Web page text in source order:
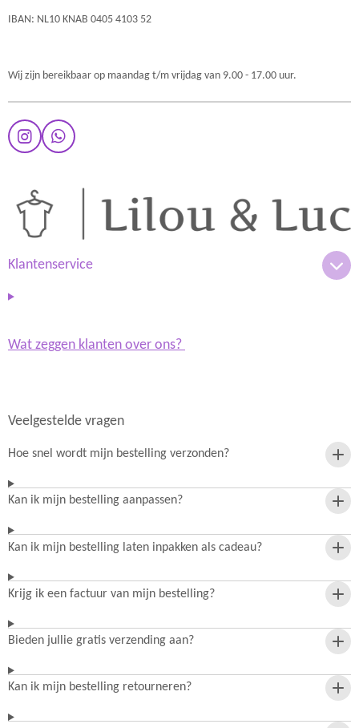
IBAN: NL10 KNAB 0405 4103 52
Wij zijn bereikbaar op maandag t/m vrijdag van 9.00 - 17.00 uur.
I
n
a
r
m
W
h
Klantenservice
Wat zeggen klanten over ons?
Veelgestelde vragen
Hoe snel wordt mijn bestelling verzonden?
Kan ik mijn bestelling aanpassen?
Kan ik mijn bestelling laten inpakken als cadeau?
Krijg ik een factuur van mijn bestelling?
Bieden jullie gratis verzending aan?
Kan ik mijn bestelling retourneren?